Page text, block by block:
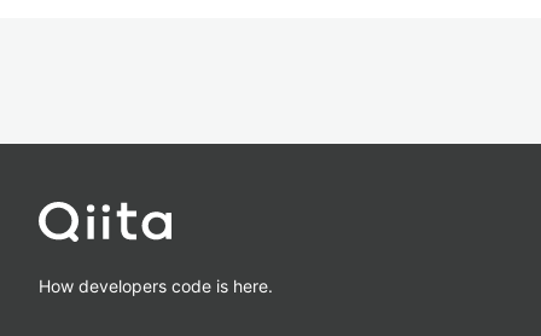
How developers code is here.